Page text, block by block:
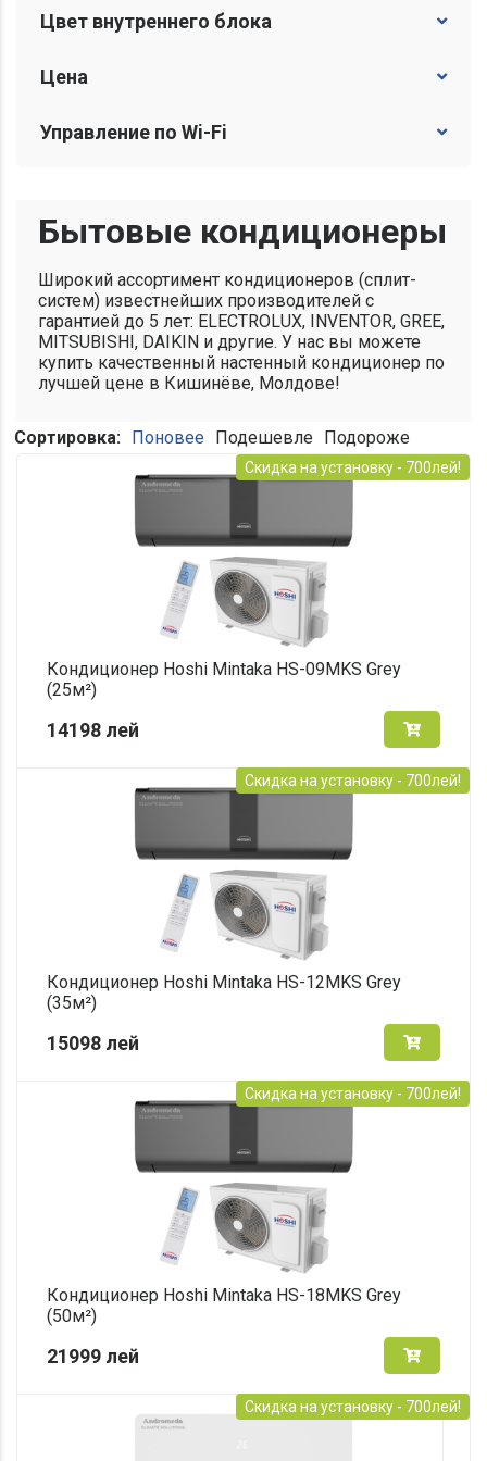
- 20°C
Цвет внутреннего блока
Серебристый
Чёрно-белый
Чёрный титан
Цена
лей -
Управление по Wi-Fi
Бытовые кондиционеры
Широкий ассортимент кондиционеров (сплит-
систем) известнейших производителей с
гарантией до 5 лет: ELECTROLUX, INVENTOR, GREE,
MITSUBISHI, DAIKIN и другие. У нас вы можете
купить качественный настенный кондиционер по
лучшей цене в Кишинёве, Молдове!
Сортировка: Поновее Подешевле Подороже
Скидка на установку - 700лей!
Кондиционер Hoshi Mintaka HS-09MKS Grey
(25м²)
14198 лей
Скидка на установку - 700лей!
Кондиционер Hoshi Mintaka HS-12MKS Grey
(35м²)
15098 лей
Скидка на установку - 700лей!
Кондиционер Hoshi Mintaka HS-18MKS Grey
(50м²)
21999 лей
Скидка на установку - 700лей!